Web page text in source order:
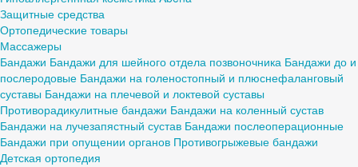
Защитные средства
Ортопедические товары
Массажеры
Бандажи Бандажи для шейного отдела позвоночника Бандажи до и
послеродовые Бандажи на голеностопный и плюснефаланговый
суставы Бандажи на плечевой и локтевой суставы
Противорадикулитные бандажи Бандажи на коленный сустав
Бандажи на лучезапястный сустав Бандажи послеоперационные
Бандажи при опущении органов Противогрыжевые бандажи
Детская ортопедия